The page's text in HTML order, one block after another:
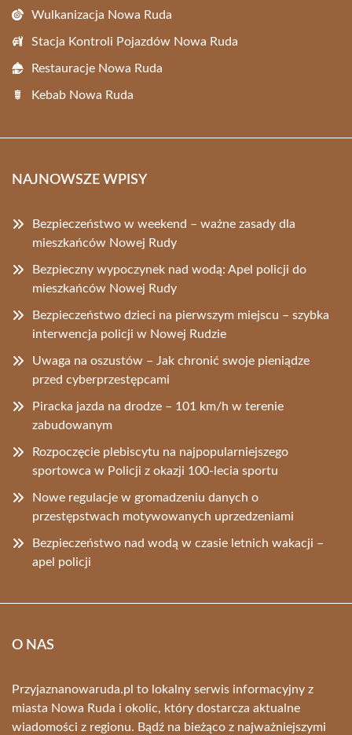
Wulkanizacja Nowa Ruda
Stacja Kontroli Pojazdów Nowa Ruda
Restauracje Nowa Ruda
Kebab Nowa Ruda
NAJNOWSZE WPISY
Bezpieczeństwo w weekend – ważne zasady dla
mieszkańców Nowej Rudy
Bezpieczny wypoczynek nad wodą: Apel policji do
mieszkańców Nowej Rudy
Bezpieczeństwo dzieci na pierwszym miejscu – szybka
interwencja policji w Nowej Rudzie
Uwaga na oszustów – Jak chronić swoje pieniądze
przed cyberprzestępcami
Piracka jazda na drodze – 101 km/h w terenie
zabudowanym
Rozpoczęcie plebiscytu na najpopularniejszego
sportowca w Policji z okazji 100-lecia sportu
Nowe regulacje w gromadzeniu danych o
przestępstwach motywowanych uprzedzeniami
Bezpieczeństwo nad wodą w czasie letnich wakacji –
apel policji
O NAS
Przyjaznanowaruda.pl to lokalny serwis informacyjny z
miasta Nowa Ruda i okolic, który dostarcza aktualne
wiadomości z regionu. Bądź na bieżąco z najważniejszymi